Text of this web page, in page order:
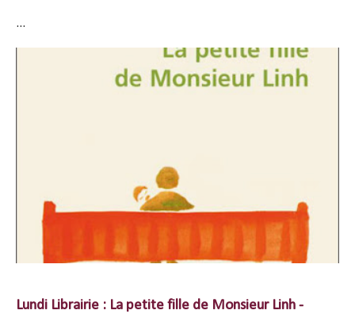
...
Lundi Librairie : La petite fille de Monsieur Linh -